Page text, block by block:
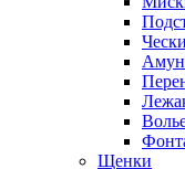
Щенки